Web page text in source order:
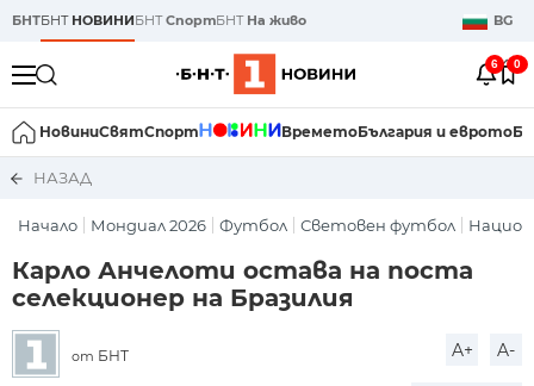
БНТБНТ НОВИНИБНТСпортБНТ На живо BG
6 0
НовиниСвятСпорт ВреметоБългария и еврото
НАЗАД
Начало Мондиал 2026 Футбол Световен футбол
Карло Анчелоти остава на поста
селекционер на Бразилия
от БНТ A+ A-